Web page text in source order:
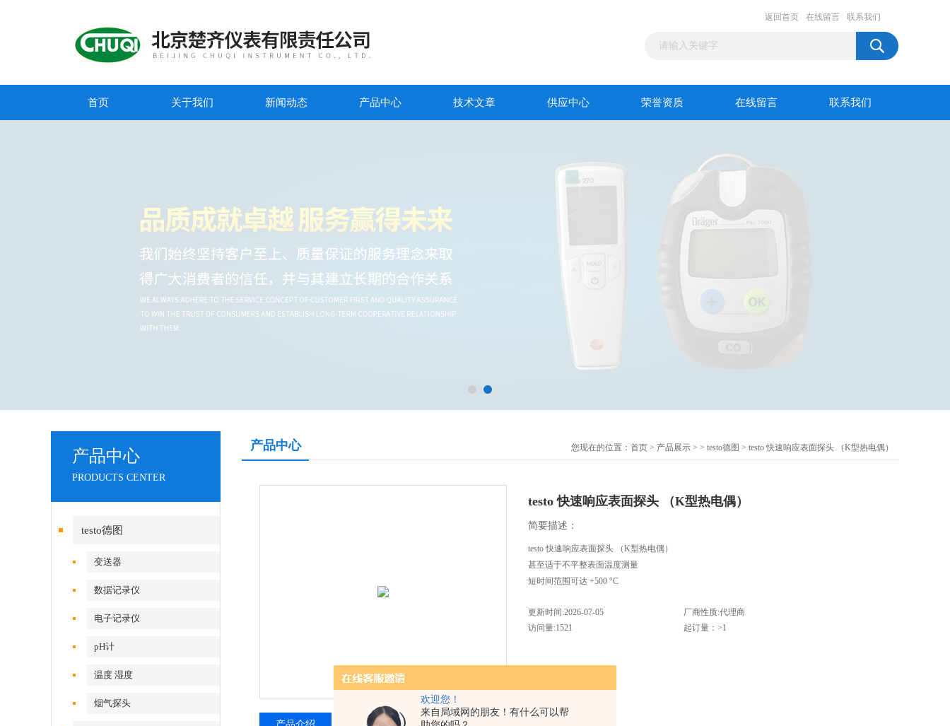
欢迎您！
来自局域网的朋友！有什么可以帮
返回首页 在线留言 联系我们
首页 关于我们 新闻动态 产品中心 技术文章 供应中心 荣誉资质 在线留言 联系我们
产品中心
PRODUCTS CENTER
testo德图
变送器
数据记录仪
电子记录仪
pH计
温度 湿度
烟气探头
产品中心 您现在的位置： 首页 > 产品展示 > > testo德图 > testo 快速响应表面探头 （K型热电偶）
testo 快速响应表面探头 （K型热电偶）
简要描述：
testo 快速响应表面探头 （K型热电偶）
甚至适于不平整表面温度测量
短时间范围可达 +500 °C
更新时间:2026-07-05
厂商性质:代理商
访问量:1521
起订量：>1